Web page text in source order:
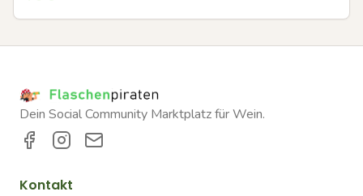
Dein Social Community Marktplatz für Wein.
Kontakt